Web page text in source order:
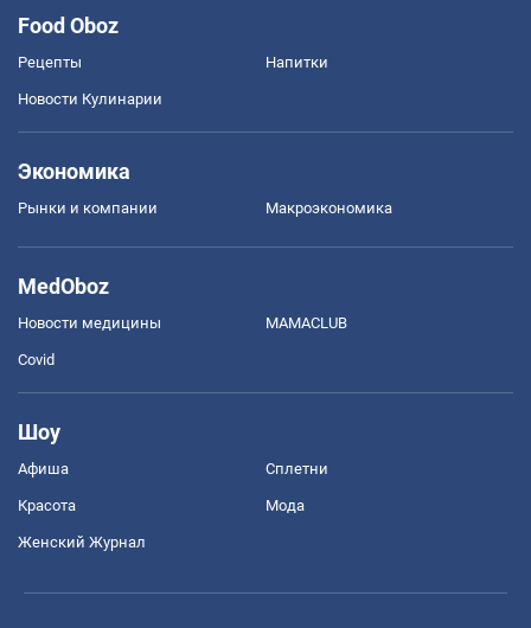
Food Oboz
Рецепты Напитки
Новости Кулинарии
Экономика
Рынки и компании Mакроэкономика
MedOboz
Новости медицины MAMACLUB
Covid
Шоу
Афиша Сплетни
Красота Мода
Женский Журнал